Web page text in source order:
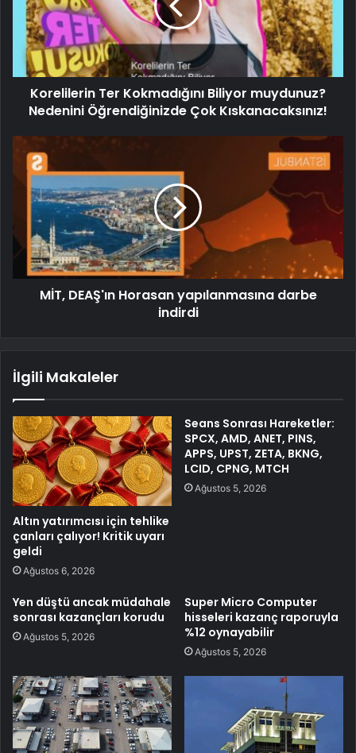
Korelilerin Ter Kokmadığını Biliyor muydunuz?
Nedenini Öğrendiğinizde Çok Kıskanacaksınız!
MİT, DEAŞ'ın Horasan yapılanmasına darbe
indirdi
İlgili Makaleler
Altın yatırımcısı için tehlike
çanları çalıyor! Kritik uyarı
geldi
Ağustos 6, 2026
Seans Sonrası Hareketler:
SPCX, AMD, ANET, PINS,
APPS, UPST, ZETA, BKNG,
LCID, CPNG, MTCH
Ağustos 5, 2026
Yen düştü ancak müdahale
sonrası kazançları korudu
Ağustos 5, 2026
Super Micro Computer
hisseleri kazanç raporuyla
%12 oynayabilir
Ağustos 5, 2026